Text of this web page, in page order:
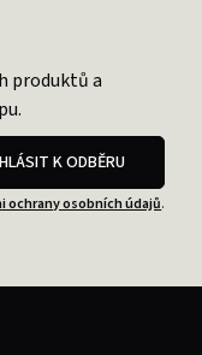
produktů a
K ODBĚRU
ochrany osobních údajů.